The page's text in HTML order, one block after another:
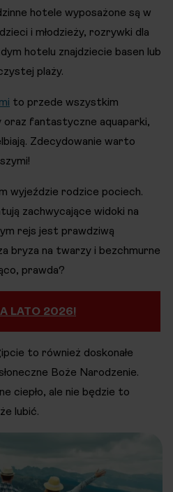
hotele wyposażone są w
i młodzieży, rozrywki dla
hotelu znajdziecie basen lub
plaży.
to przede wszystkim
oraz fantastyczne aquaparki,
Zdecydowanie warto
wyjeździe rodzice pociech.
zachwycające widoki na
rejs jest prawdziwą
bryza na twarzy i bezchmurne
prawda?
LATO 2026!
to również doskonałe
Boże Narodzenie.
ciepło, ale nie będzie to
lubić.